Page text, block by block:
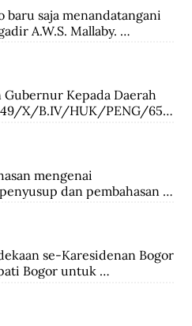
baru saja menandatangani
A.W.S. Mallaby.
sukses itu melahirkan
Inggris (baca:Sekutu)
Indonesia sebatas
Inggris tidak akan
Belanda dan tidak ada
pada pasukan
3. Pasukan Inggris
radius 800 meter dari
komunikasi
Republik dalam
Biro Kontak
dari kedua belah pihak.
Kepada Daerah
X/B.IV/HUK/PENG/65,
sementara waktu delapan
DPRD-GR. Mereka
Usman, Akhmad
Mustofa, Cece Suryadi,
Suhlan Sujana.
mengenai
dan pembahasan
Negara Pasundan dan
se-Karesidenan Bogor
Bogor untuk
Cikeumeuh sebagai